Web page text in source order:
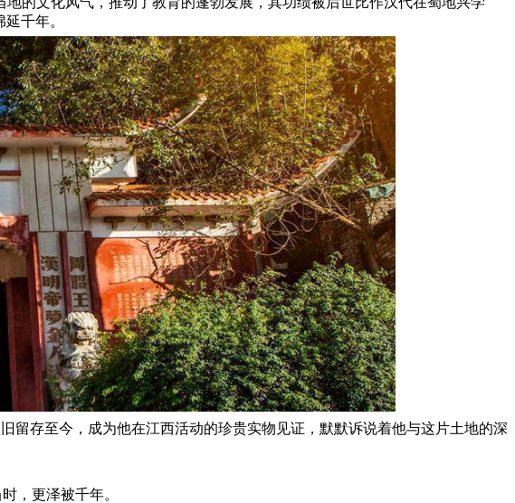
千年。
留存至今，成为他在江西活动的珍贵实物见证，默默诉说着他与这片土地的深
，更泽被千年。